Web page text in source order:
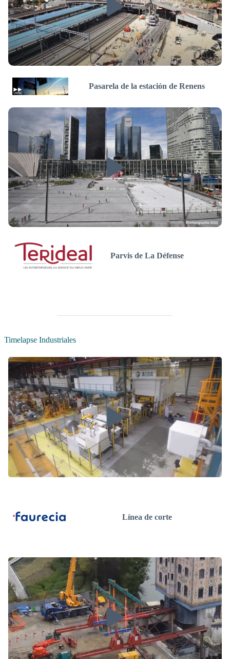
Pasarela de la estación de Renens
Parvis de La Défense
Timelapse Industriales
Línea de corte